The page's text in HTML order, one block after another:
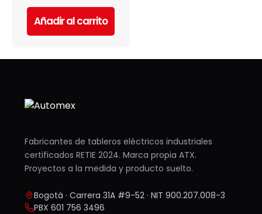
Añadir al carrito
Fabricantes de tableros eléctricos industriales
certificados RETIE 2024. Marca propia ATX.
Proyectos a la medida y producto suelto.
Bogotá · Carrera 31A #9-52 · NIT 900.207.008-3
PBX 601 756 3496